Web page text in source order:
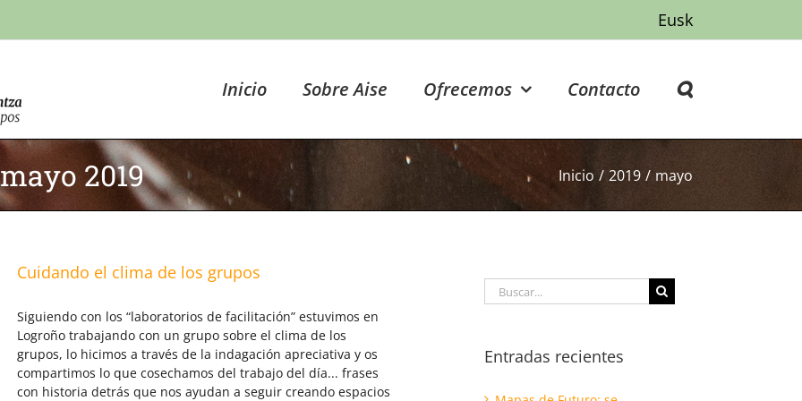
Eusk
Inicio Sobre Aise Ofrecemos Contacto
mayo 2019 Inicio / 2019 / mayo
Cuidando el clima de los grupos
Siguiendo con los “laboratorios de facilitación” estuvimos en
Logroño trabajando con un grupo sobre el clima de los
grupos, lo hicimos a través de la indagación apreciativa y os
compartimos lo que cosechamos del trabajo del día... frases
con historia detrás que nos ayudan a seguir creando espacios
Buscar:
Entradas recientes